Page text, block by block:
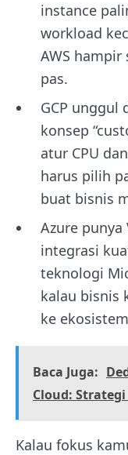
instance
workload
AWS
pas.
GCP unggul
konsep
atur CPU
harus pilih
buat bisnis
Azure
integrasi
teknologi
kalau bisnis
ke
Baca Juga:
Cloud:
Kalau fokus